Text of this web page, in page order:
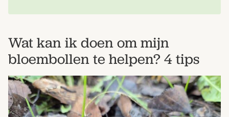
Wat kan ik doen om mijn
bloembollen te helpen? 4 tips